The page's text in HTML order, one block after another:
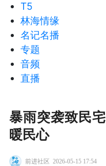
T5
林海情缘
名记名播
专题
音频
直播
暴雨突袭致民
暖民心
前进社区 2026-05-15 17:54